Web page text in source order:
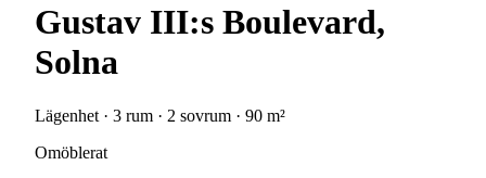
Gustav III:s Boulevard,
Solna
Lägenhet · 3 rum · 2 sovrum · 90 m²
Omöblerat